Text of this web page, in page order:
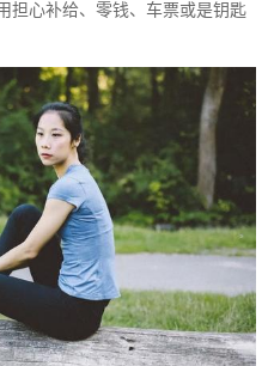
担心补给、零钱、车票或是钥匙